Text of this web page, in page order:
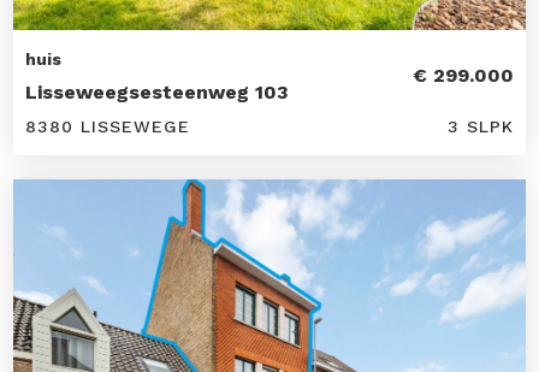
huis
Lisseweegsesteenweg 103
€ 299.000
8380 LISSEWEGE 3 SLPK